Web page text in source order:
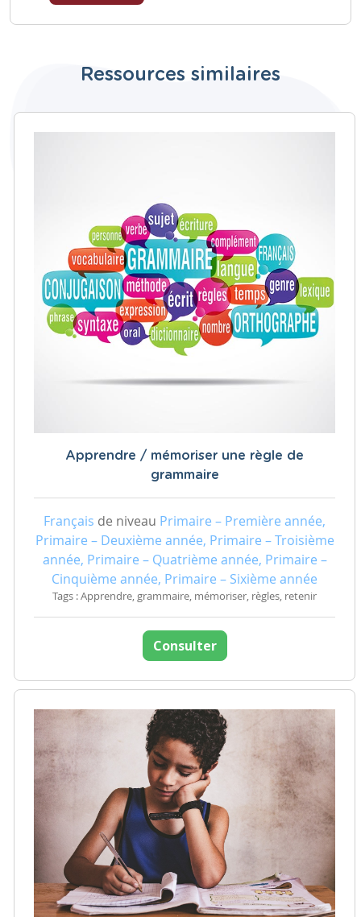
Ressources similaires
Apprendre / mémoriser une règle de
grammaire
Français de niveau Primaire – Première année,
Primaire – Deuxième année, Primaire – Troisième
année, Primaire – Quatrième année, Primaire –
Cinquième année, Primaire – Sixième année
Tags : Apprendre, grammaire, mémoriser, règles, retenir
Consulter